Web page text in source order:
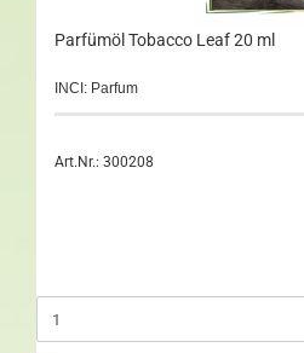
Parfümöl Tobacco Leaf 20 ml
INCI: Parfum
Art.Nr.: 300208